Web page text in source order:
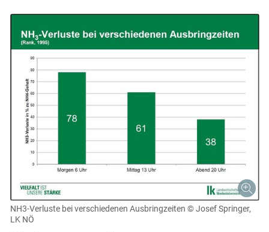
NH3-Verluste bei verschiedenen Ausbringzeiten © Josef Springer,
LK NÖ